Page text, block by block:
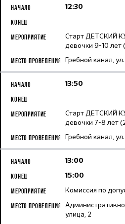
12:30
Старт ДЕТСКИЙ
девочки 9-10 лет
Гребной канал,
13:50
Старт ДЕТСКИЙ
девочки 7-8 лет
Гребной канал,
13:00
15:00
Комиссия по
улица, 2